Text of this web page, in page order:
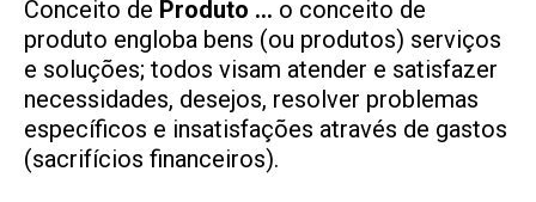
Conceito de Produto … o conceito de
produto engloba bens (ou produtos) serviços
e soluções; todos visam atender e satisfazer
necessidades, desejos, resolver problemas
específicos e insatisfações através de gastos
(sacrifícios financeiros).